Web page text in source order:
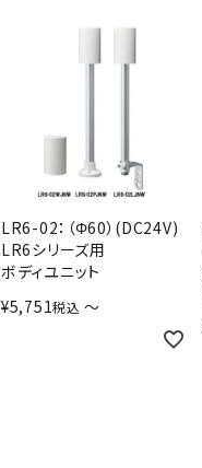
LR6-02：（Φ60）(DC24V)
LR6シリーズ用
ボディユニット
¥5,751税込 〜